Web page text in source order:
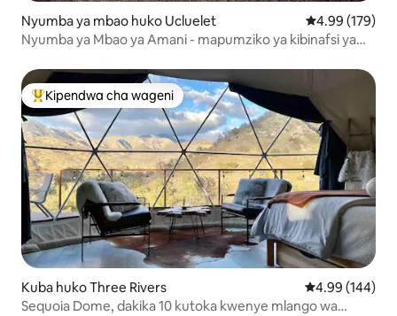
Nyumba ya mbao huko Ucluelet Ukadiriaji wa
4.99 (179)
Nyumba ya Mbao ya Amani - mapumziko ya kibinafsi ya
Kipendwa maarufu cha wageni
Kipendwa cha wageni
Kuba huko Three Rivers Ukadiriaji wa
4.99 (144)
Sequoia Dome, dakika 10 kutoka kwenye mlango wa